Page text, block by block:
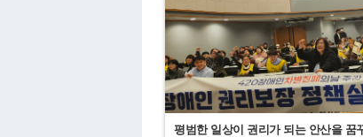
평범한 일상이 권리가 되는 안산을 꿈